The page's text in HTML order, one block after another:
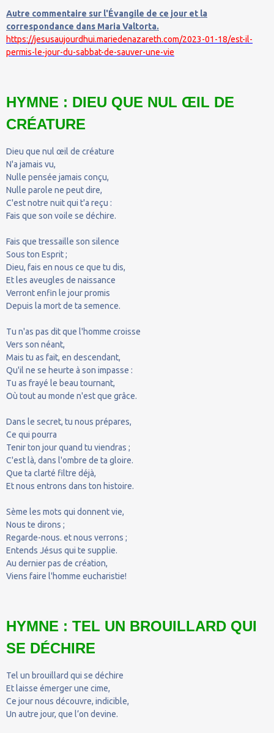
Autre commentaire sur l'Évangile de ce jour et la
correspondance dans Maria Valtorta.
https://jesusaujourdhui.mariedenazareth.com/2023-01-18/est-il-
permis-le-jour-du-sabbat-de-sauver-une-vie
HYMNE : DIEU QUE NUL ŒIL DE
CRÉATURE
Dieu que nul œil de créature
N'a jamais vu,
Nulle pensée jamais conçu,
Nulle parole ne peut dire,
C'est notre nuit qui t'a reçu :
Fais que son voile se déchire.
Fais que tressaille son silence
Sous ton Esprit ;
Dieu, fais en nous ce que tu dis,
Et les aveugles de naissance
Verront enfin le jour promis
Depuis la mort de ta semence.
Tu n'as pas dit que l'homme croisse
Vers son néant,
Mais tu as fait, en descendant,
Qu'il ne se heurte à son impasse :
Tu as frayé le beau tournant,
Où tout au monde n'est que grâce.
Dans le secret, tu nous prépares,
Ce qui pourra
Tenir ton jour quand tu viendras ;
C'est là, dans l'ombre de ta gloire.
Que ta clarté filtre déjà,
Et nous entrons dans ton histoire.
Sème les mots qui donnent vie,
Nous te dirons ;
Regarde-nous. et nous verrons ;
Entends Jésus qui te supplie.
Au dernier pas de création,
Viens faire l'homme eucharistie!
HYMNE : TEL UN BROUILLARD QUI
SE DÉCHIRE
Tel un brouillard qui se déchire
Et laisse émerger une cime,
Ce jour nous découvre, indicible,
Un autre jour, que l’on devine.